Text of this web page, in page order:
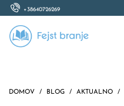
+38640726269
DOMOV BLOG AKTUALNO